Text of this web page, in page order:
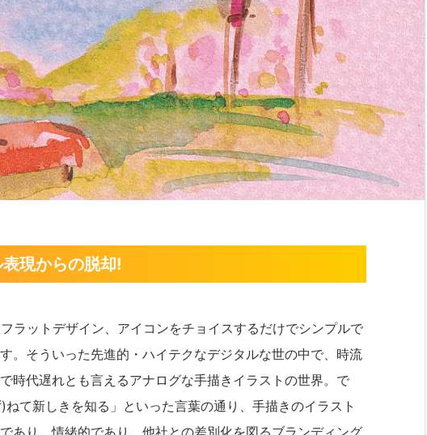
現からの脱却!
ラットデザイン、アイコンをチョイスするだけでシンプルで
。そういった先進的・ハイテクなデジタルな世の中で、時流
時代遅れとも言えるアナログな手描きイラストの世界。で
て新しきを知る」といった言葉の通り、手描きのイラスト